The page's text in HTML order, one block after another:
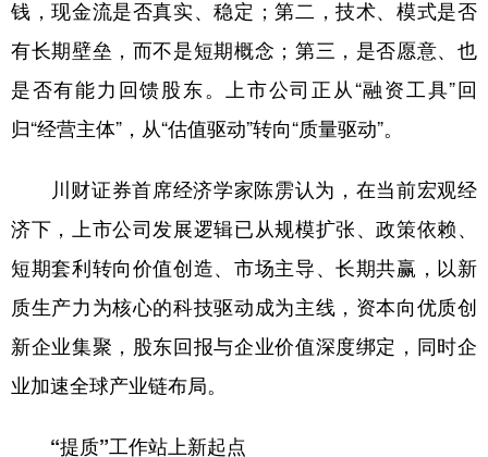
钱，现金流是否真实、稳定；第二，技术、模式是否
有长期壁垒，而不是短期概念；第三，是否愿意、也
是否有能力回馈股东。上市公司正从“融资工具”回
归“经营主体”，从“估值驱动”转向“质量驱动”。
川财证券首席经济学家陈雳认为，在当前宏观经
济下，上市公司发展逻辑已从规模扩张、政策依赖、
短期套利转向价值创造、市场主导、长期共赢，以新
质生产力为核心的科技驱动成为主线，资本向优质创
新企业集聚，股东回报与企业价值深度绑定，同时企
业加速全球产业链布局。
“提质”工作站上新起点